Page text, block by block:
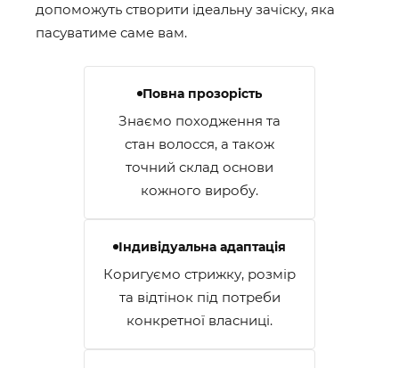
допоможуть створити ідеальну зачіску, яка
пасуватиме саме вам.
Повна прозорість
Знаємо походження та
стан волосся, а також
точний склад основи
кожного виробу.
Індивідуальна адаптація
Коригуємо стрижку, розмір
та відтінок під потреби
конкретної власниці.